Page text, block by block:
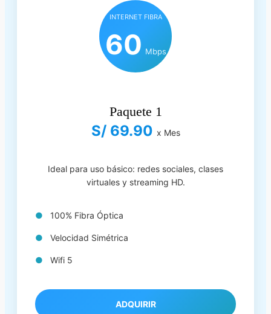
INTERNET FIBRA
60 Mbps
Paquete 1
S/ 69.90 x Mes
Ideal para uso básico: redes sociales, clases
virtuales y streaming HD.
100% Fibra Óptica
Velocidad Simétrica
Wifi 5
ADQUIRIR